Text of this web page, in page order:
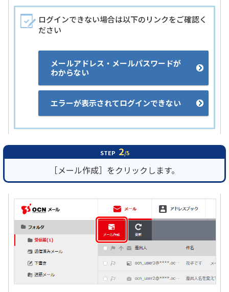
NTTドコモビジネスのお客さ
まはこちら
工事・故障情報通知
ログインできない場合は以下のリンクをご確認く
ださい
メールアドレス・メールパスワードが
わからない
エラーが表示されてログインできない
STEP 2/5
［メール作成］をクリックします。